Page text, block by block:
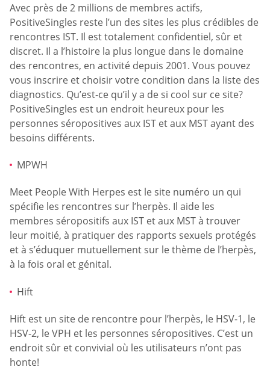
Avec près de 2 millions de membres actifs,
PositiveSingles reste l’un des sites les plus crédibles de
rencontres IST. Il est totalement confidentiel, sûr et
discret. Il a l’histoire la plus longue dans le domaine
des rencontres, en activité depuis 2001. Vous pouvez
vous inscrire et choisir votre condition dans la liste des
diagnostics. Qu’est-ce qu’il y a de si cool sur ce site?
PositiveSingles est un endroit heureux pour les
personnes séropositives aux IST et aux MST ayant des
besoins différents.
MPWH
Meet People With Herpes est le site numéro un qui
spécifie les rencontres sur l’herpès. Il aide les
membres séropositifs aux IST et aux MST à trouver
leur moitié, à pratiquer des rapports sexuels protégés
et à s’éduquer mutuellement sur le thème de l’herpès,
à la fois oral et génital.
Hift
Hift est un site de rencontre pour l’herpès, le HSV-1, le
HSV-2, le VPH et les personnes séropositives. C’est un
endroit sûr et convivial où les utilisateurs n’ont pas
honte!